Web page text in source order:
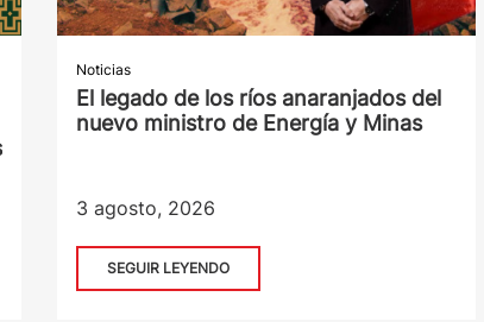
Noticias
El legado de los ríos anaranjados del
nuevo ministro de Energía y Minas
3 agosto, 2026
SEGUIR LEYENDO